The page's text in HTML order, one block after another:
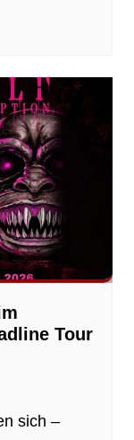
Tour
sich –